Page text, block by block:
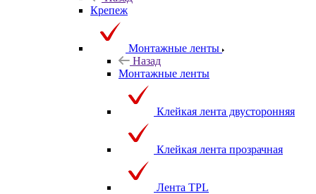
Крепеж
Монтажные ленты
Назад
Монтажные ленты
Клейкая лента двусторонняя
Клейкая лента прозрачная
Лента TPL